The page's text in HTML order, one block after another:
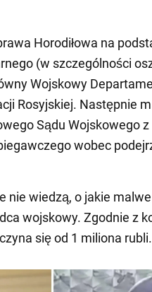
Horodiłowa na
(w szczególności
Wojskowy
Rosyjskiej. Następnie
Sądu Wojskowego
wobec
nie wiedzą, o jakie
wojskowy. Zgodnie z
się od 1 miliona rubli.